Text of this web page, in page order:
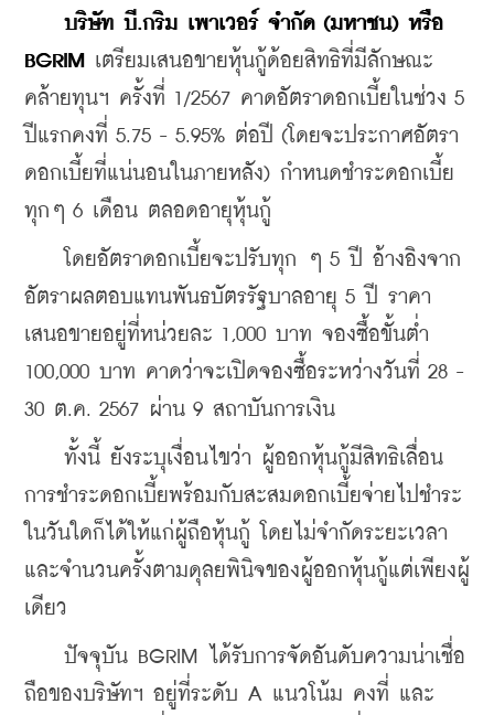
บริษัท บี.กริม เพาเวอร์ จำกัด (มหาชน) หรือ
BGRIM
เตรียมเสนอขายหุ้นกู้ด้อยสิทธิที่มีลักษณะ
คล้ายทุนฯ ครั้งที่ 1/2567 คาดอัตราดอกเบี้ยในช่วง 5
ปีแรกคงที่ 5.75 - 5.95% ต่อปี (โดยจะประกาศอัตรา
ดอกเบี้ยที่แน่นอนในภายหลัง) กำหนดชำระดอกเบี้ย
ทุกๆ 6 เดือน ตลอดอายุหุ้นกู้
โดยอัตราดอกเบี้ยจะปรับทุก ๆ 5 ปี อ้างอิงจาก
อัตราผลตอบแทนพันธบัตรรัฐบาลอายุ 5 ปี ราคา
เสนอขายอยู่ที่หน่วยละ 1,000 บาท จองซื้อขั้นต่ำ
100,000 บาท คาดว่าจะเปิดจองซื้อระหว่างวันที่ 28 -
30 ต.ค. 2567 ผ่าน 9 สถาบันการเงิน
ทั้งนี้ ยังระบุเงื่อนไขว่า ผู้ออกหุ้นกู้มีสิทธิเลื่อน
การชำระดอกเบี้ยพร้อมกับสะสมดอกเบี้ยจ่ายไปชำระ
ในวันใดก็ได้ให้แก่ผู้ถือหุ้นกู้ โดยไม่จำกัดระยะเวลา
และจำนวนครั้งตามดุลยพินิจของผู้ออกหุ้นกู้แต่เพียงผู้
เดียว
ปัจจุบัน BGRIM ได้รับการจัดอันดับความน่าเชื่อ
ถือของบริษัทฯ อยู่ที่ระดับ A แนวโน้ม คงที่ และ